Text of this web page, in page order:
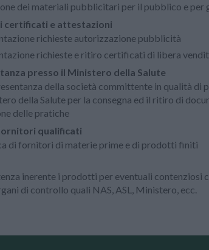
dei materiali pubblicitari per il pubblico e per
certificati e attestazioni
richieste autorizzazione pubblicità
richieste e ritiro certificati di libera
presso il Ministero della Salute
della società committente in qualità di
della Salute per la consegna ed il ritiro di
delle pratiche
qualificati
di fornitori di materie prime e di prodotti finiti
inerente i prodotti per eventuali contenziosi
di controllo quali NAS, ASL, Ministero, ecc.